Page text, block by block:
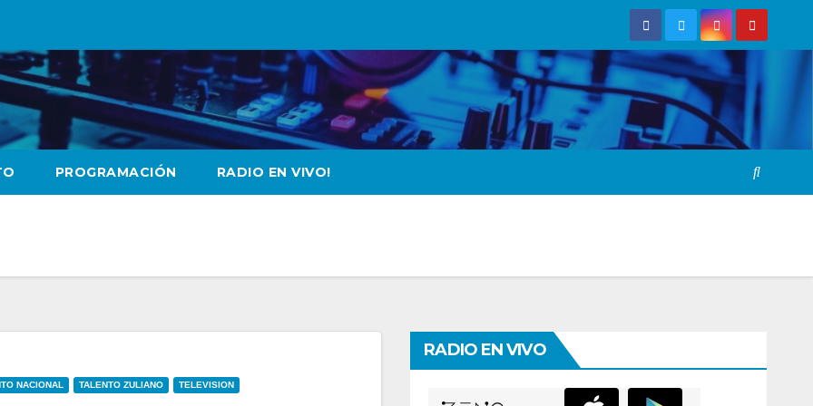
PROGRAMACIÓN RADIO EN VIVO!
NACIONAL TALENTO ZULIANO TELEVISION
RADIO EN VIVO